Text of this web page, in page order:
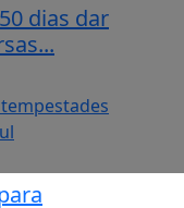
dias dar